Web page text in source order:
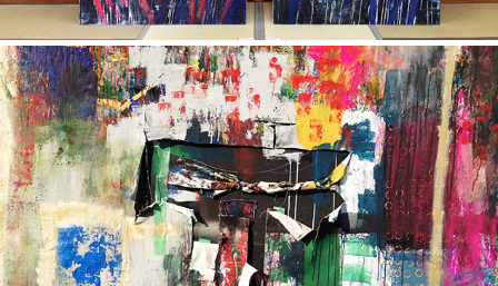
ライブペインティング